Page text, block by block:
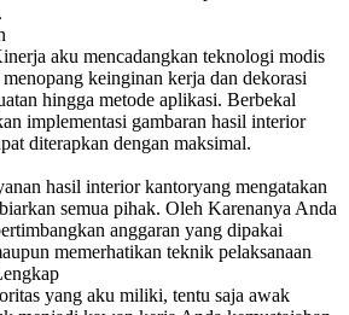
aku mencadangkan teknologi modis
keinginan kerja dan dekorasi
hingga metode aplikasi. Berbekal
implementasi gambaran hasil interior
diterapkan dengan maksimal.
hasil interior kantoryang mengatakan
semua pihak. Oleh Karenanya Anda
anggaran yang dipakai
memerhatikan teknik pelaksanaan
yang aku miliki, tentu saja awak